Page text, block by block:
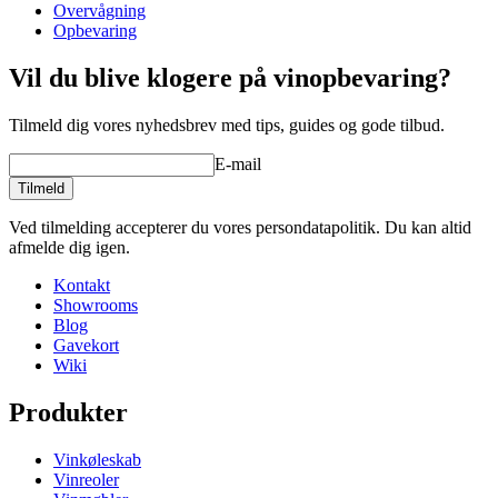
design og holder dertil.
Fremstillet i EU af lokalt fremstillet genbrugspapir.
Overvågning
Opbevaring
Vil du blive klogere på vinopbevaring?
Tilmeld dig vores nyhedsbrev med tips, guides og gode tilbud.
E-mail
Tilmeld
Ved tilmelding accepterer du vores persondatapolitik. Du kan altid
afmelde dig igen.
Kontakt
Showrooms
Blog
Gavekort
Wiki
Produkter
Vinkøleskab
Vinreoler